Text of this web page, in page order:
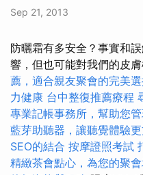
Sep 21, 2013
防曬霜有多安全？事實和
響，但也可能對我們的皮
薦，適合親友聚會的完美
力健康 台中整復推薦療程
專業記帳事務所，幫助您
藍芽助聽器，讓聽覺體驗
SEO的結合 按摩證照考試
精緻茶會點心，為您的聚